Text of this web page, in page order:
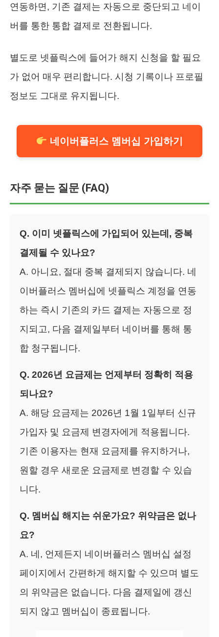
연동하면, 기존 결제는 자동으로 중단되고 네이
버를 통한 통합 결제로 전환됩니다.
별도로 넷플릭스에 들어가 해지 신청을 할 필요
가 없어 매우 편리합니다. 시청 기록이나 프로필
정보도 그대로 유지됩니다.
네이버플러스 멤버십 가입하기
자주 묻는 질문 (FAQ)
Q. 이미 넷플릭스에 가입되어 있는데, 중복
결제될 수 있나요?
A. 아니요, 절대 중복 결제되지 않습니다. 네
이버플러스 멤버십에 넷플릭스 계정을 연동
하는 즉시 기존의 카드 결제는 자동으로 정
지되고, 다음 결제일부터 네이버를 통해 통
합 청구됩니다.
Q. 2026년 요금제는 언제부터 정확히 적용
되나요?
A. 해당 요금제는 2026년 1월 1일부터 신규
가입자 및 요금제 변경자에게 적용됩니다.
기존 이용자는 현재 요금제를 유지하거나,
원할 경우 새로운 요금제로 변경할 수 있습
니다.
Q. 멤버십 해지는 쉬운가요? 위약금은 없나
요?
A. 네, 언제든지 네이버플러스 멤버십 설정
페이지에서 간편하게 해지할 수 있으며 별도
의 위약금은 없습니다. 다음 결제일에 갱신
되지 않고 멤버십이 종료됩니다.